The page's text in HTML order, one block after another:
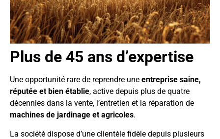
Plus de 45 ans d’expertise
Une opportunité rare de reprendre une entreprise saine,
réputée et bien établie, active depuis plus de quatre
décennies dans la vente, l’entretien et la réparation de
machines de jardinage et agricoles.
La société dispose d’une clientèle fidèle depuis plusieurs